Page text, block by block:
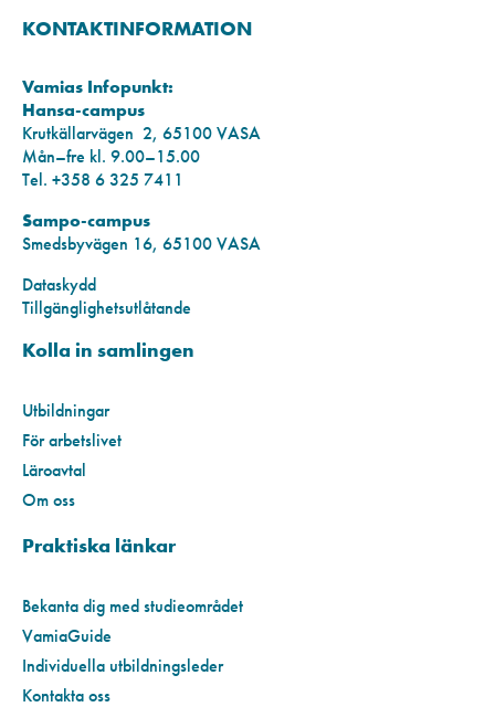
KONTAKTINFORMATION
Vamias Infopunkt:
Hansa-campus
Krutkällarvägen 2, 65100 VASA
Mån–fre kl. 9.00–15.00
Tel. +358 6 325 7411
Sampo-campus
Smedsbyvägen 16, 65100 VASA
Dataskydd
Tillgänglighetsutlåtande
Kolla in samlingen
Utbildningar
För arbetslivet
Läroavtal
Om oss
Praktiska länkar
Bekanta dig med studieområdet
VamiaGuide
Individuella utbildningsleder
Kontakta oss